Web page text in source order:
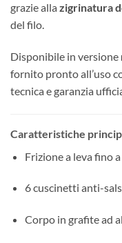
grazie alla zigrinatura
del filo.
Disponibile in versione
fornito pronto all’uso
tecnica e garanzia
Caratteristiche
Frizione a leva fino
6 cuscinetti anti-
Corpo in grafite ad